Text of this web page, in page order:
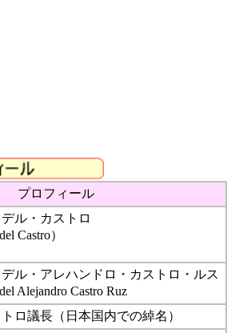
プロフィール
ル・カストロ
Castro）
ル・アレハンドロ・カストロ・ルス
Alejandro Castro Ruz
ロ議長（日本国内での綽名）